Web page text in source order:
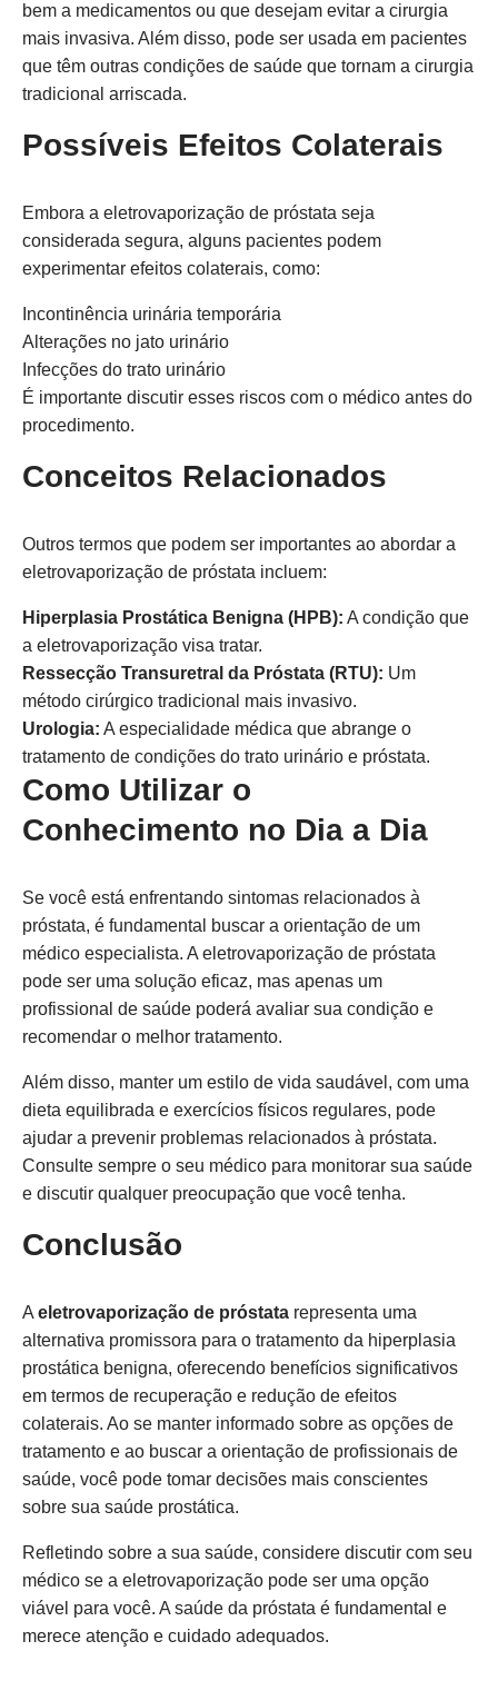
bem a medicamentos ou que desejam evitar a cirurgia
mais invasiva. Além disso, pode ser usada em pacientes
que têm outras condições de saúde que tornam a cirurgia
tradicional arriscada.
Possíveis Efeitos Colaterais
Embora a eletrovaporização de próstata seja
considerada segura, alguns pacientes podem
experimentar efeitos colaterais, como:
Incontinência urinária temporária
Alterações no jato urinário
Infecções do trato urinário
É importante discutir esses riscos com o médico antes do
procedimento.
Conceitos Relacionados
Outros termos que podem ser importantes ao abordar a
eletrovaporização de próstata incluem:
Hiperplasia Prostática Benigna (HPB): A condição que
a eletrovaporização visa tratar.
Ressecção Transuretral da Próstata (RTU): Um
método cirúrgico tradicional mais invasivo.
Urologia: A especialidade médica que abrange o
tratamento de condições do trato urinário e próstata.
Como Utilizar o
Conhecimento no Dia a Dia
Se você está enfrentando sintomas relacionados à
próstata, é fundamental buscar a orientação de um
médico especialista. A eletrovaporização de próstata
pode ser uma solução eficaz, mas apenas um
profissional de saúde poderá avaliar sua condição e
recomendar o melhor tratamento.
Além disso, manter um estilo de vida saudável, com uma
dieta equilibrada e exercícios físicos regulares, pode
ajudar a prevenir problemas relacionados à próstata.
Consulte sempre o seu médico para monitorar sua saúde
e discutir qualquer preocupação que você tenha.
Conclusão
A eletrovaporização de próstata representa uma
alternativa promissora para o tratamento da hiperplasia
prostática benigna, oferecendo benefícios significativos
em termos de recuperação e redução de efeitos
colaterais. Ao se manter informado sobre as opções de
tratamento e ao buscar a orientação de profissionais de
saúde, você pode tomar decisões mais conscientes
sobre sua saúde prostática.
Refletindo sobre a sua saúde, considere discutir com seu
médico se a eletrovaporização pode ser uma opção
viável para você. A saúde da próstata é fundamental e
merece atenção e cuidado adequados.